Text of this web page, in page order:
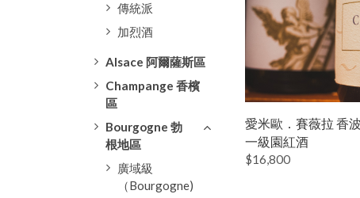
傳統派
加烈酒
Alsace 阿爾薩斯區
Champange 香檳
區
Bourgogne 勃
根地區
廣域級
（Bourgogne)
愛米歐．賽薇拉 香
一級園紅酒
$16,800